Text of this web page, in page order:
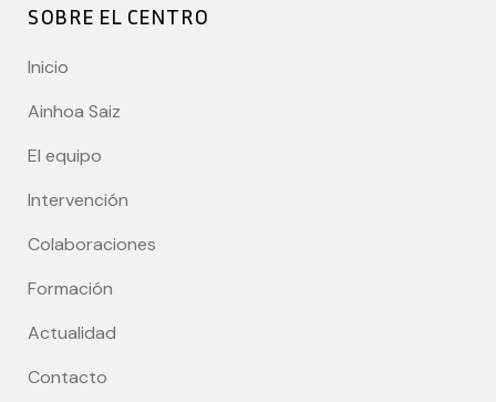
SOBRE EL CENTRO
Inicio
Ainhoa Saiz
El equipo
Intervención
Colaboraciones
Formación
Actualidad
Contacto